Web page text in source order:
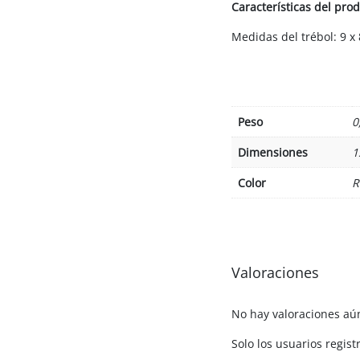
Características del
Medidas del trébol: 9 x
Peso
Dimensiones
Color
Valoraciones
No hay valoraciones
Solo los usuarios